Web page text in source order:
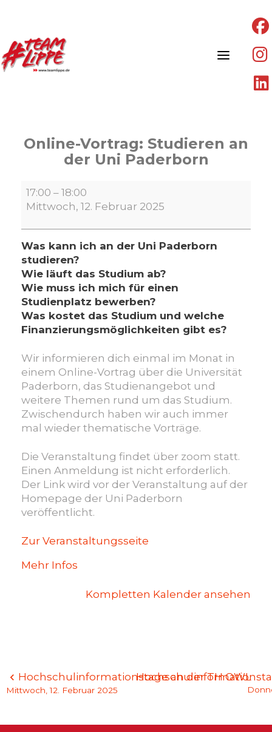
On­line-Vor­trag: Stu­die­ren an
der Uni Pa­der­born
On­
line-
trag:
Stu­
die­
ren
an
der
Uni
Pa­
born
17:00 – 18:00
Mittwoch, 12. Februar 2025
Was kann ich an der Uni Paderborn
studieren?
Wie läuft das Studium ab?
Wie muss ich mich für einen
Studienplatz bewerben?
Was kostet das Studium und welche
Finanzierungsmöglichkeiten gibt es?
Wir informieren dich einmal im Monat in
einem Online-Vortrag über die Universität
Paderborn, das Studienangebot und
weitere Themen rund um das Studium.
Zwischendurch haben wir auch immer
mal wieder thematische Vorträge.
Die Veranstaltung findet über zoom statt.
Einen Anmeldung ist nicht erforderlich.
Der Link wird vor der Veranstaltung auf der
Homepage der Uni Paderborn
veröffentlicht.
Zur Veranstaltungsseite
Mehr Infos
Kompletten Kalender ansehen
Beitragsnavigation
Hochschulinformationstage an der TH OWL
Mittwoch, 12. Februar 2025